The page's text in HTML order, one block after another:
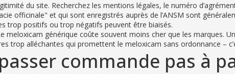
du site. Recherchez les mentions légales, le numéro
officinale" et qui sont enregistrés auprès de l’ANSM sont
trop positifs ou trop négatifs peuvent être biaisés.
meloxicam générique coûte souvent moins cher que les marques.
trop alléchantes qui promettent le meloxicam sans ordonnance –
commande pas à